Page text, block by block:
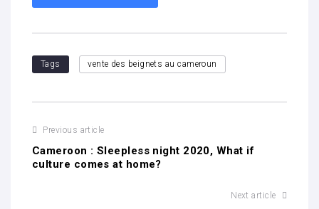
Tags vente des beignets au cameroun
Previous article
Cameroon : Sleepless night 2020, What if
culture comes at home?
Next article